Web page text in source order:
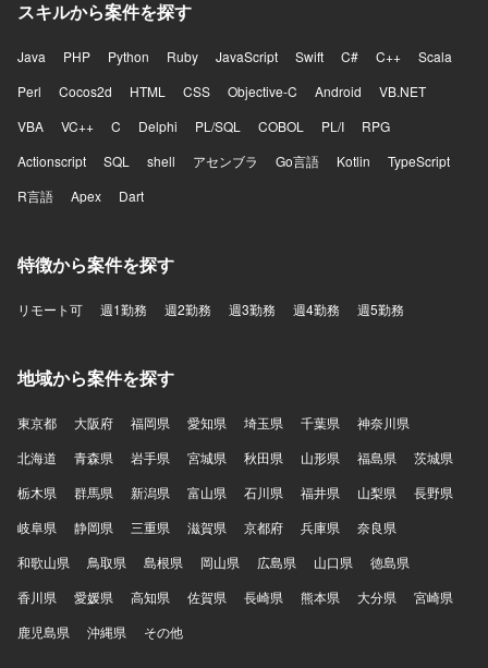
スキルから案件を探す
Java PHP Python Ruby JavaScript Swift C# C++
Scala
Perl
Cocos2d HTML CSS Objective-C Android
VB.NET
VBA
VC++ C Delphi PL/SQL COBOL PL/I
RPG
Actionscript
SQL shell アセンブラ Go言語 Kotlin
TypeScript
R言語
Apex Dart
特徴から案件を探す
リモート可 週1勤務 週2勤務 週3勤務 週4勤務 週5勤務
地域から案件を探す
東京都 大阪府 福岡県 愛知県 埼玉県 千葉県
神奈川県
北海道
青森県 岩手県 宮城県 秋田県 山形県 福島県
茨城県
栃木県
群馬県 新潟県 富山県 石川県 福井県 山梨県
長野県
岐阜県
静岡県 三重県 滋賀県 京都府 兵庫県
奈良県
和歌山県
鳥取県 島根県 岡山県 広島県 山口県
徳島県
香川県
愛媛県 高知県 佐賀県 長崎県 熊本県 大分県
宮崎県
鹿児島県
沖縄県 その他